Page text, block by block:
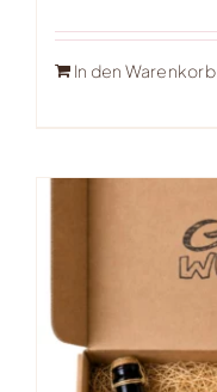
In den Warenkorb